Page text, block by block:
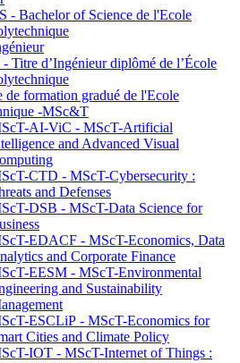
- Bachelor of Science de l'Ecole
Titre d’Ingénieur diplômé de l’École
de formation gradué de l'Ecole
-MSc&T
AI-ViC - MScT-Artificial
and Advanced Visual
CTD - MScT-Cybersecurity :
and Defenses
DSB - MScT-Data Science for
EDACF - MScT-Economics, Data
and Corporate Finance
EESM - MScT-Environmental
and Sustainability
ESCLiP - MScT-Economics for
Cities and Climate Policy
IOT - MScT-Internet of Things :